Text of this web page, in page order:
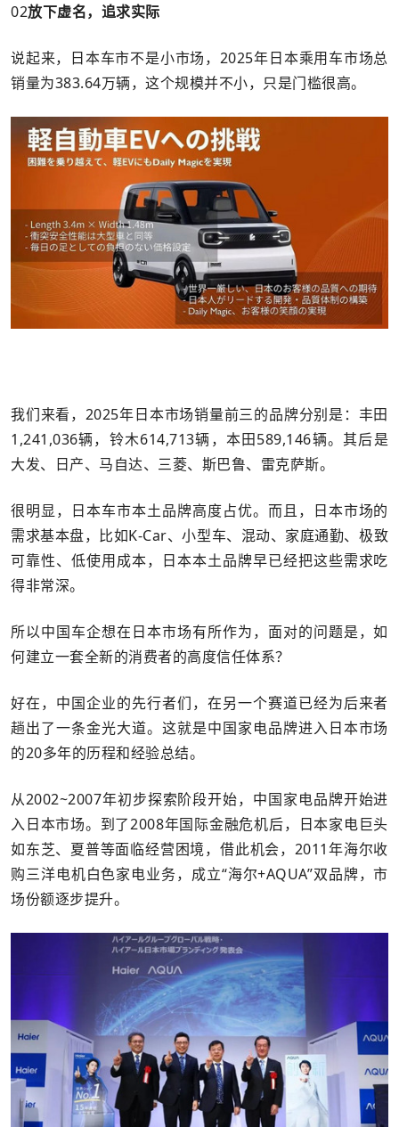
02放下虚名，追求实际
说起来，日本车市不是小市场，2025年日本乘用车市场总
销量为383.64万辆，这个规模并不小，只是门槛很高。
我们来看，2025年日本市场销量前三的品牌分别是：丰田
1,241,036辆，铃木614,713辆，本田589,146辆。其后是
大发、日产、马自达、三菱、斯巴鲁、雷克萨斯。
很明显，日本车市本土品牌高度占优。而且，日本市场的
需求基本盘，比如K-Car、小型车、混动、家庭通勤、极致
可靠性、低使用成本，日本本土品牌早已经把这些需求吃
得非常深。
所以中国车企想在日本市场有所作为，面对的问题是，如
何建立一套全新的消费者的高度信任体系？
好在，中国企业的先行者们，在另一个赛道已经为后来者
趟出了一条金光大道。这就是中国家电品牌进入日本市场
的20多年的历程和经验总结。
从2002~2007年初步探索阶段开始，中国家电品牌开始进
入日本市场。到了2008年国际金融危机后，日本家电巨头
如东芝、夏普等面临经营困境，借此机会，2011年海尔收
购三洋电机白色家电业务，成立“海尔+AQUA”双品牌，市
场份额逐步提升。